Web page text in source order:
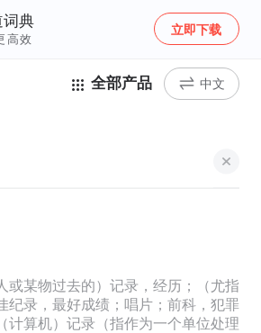
词典
高效
立即下载
全部产品 中文
或某物过去的）记录，经历；（尤指
纪录，最好成绩；唱片；前科，犯罪
计算机）记录（指作为一个单位处理